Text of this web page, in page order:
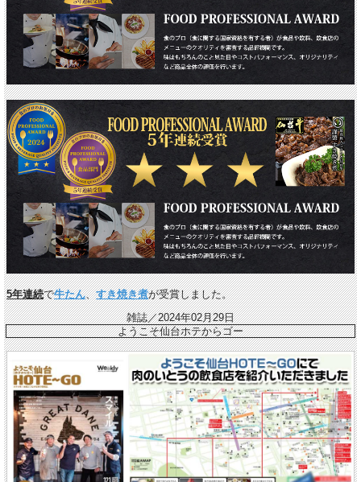
5年連続で牛たん、すき焼き煮が受賞しました。
雑誌／2024年02月29日
ようこそ仙台ホテからゴー